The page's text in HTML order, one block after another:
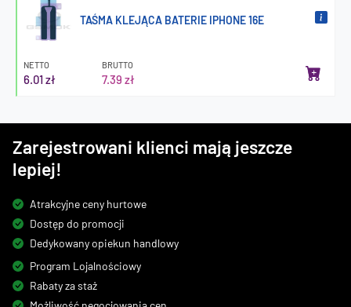
TAŚMA KLEJĄCA BATERIE IPHONE 16E
NETTO
6.01 zł
BRUTTO
7.39 zł
Zarejestrowani klienci mają jeszcze
lepiej!
Atrakcyjne ceny hurtowe
Dostęp do promocji
Dedykowany opiekun handlowy
Program Lojalnościowy
Rabaty za staż